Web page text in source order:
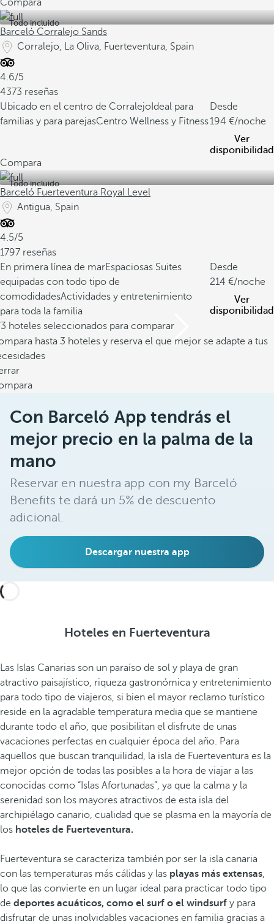
Compara
Todo incluido
Barceló Corralejo Sands
Corralejo, La Oliva, Fuerteventura, Spain
4.6/5
4373 reseñas
Ubicado en el centro de Corralejo Ideal para
familias y para parejasCentro Wellness y Fitness
Desde
194
/noche
Ver
disponibilidad
Compara
Todo incluido
Barceló Fuerteventura Royal Level
Antigua, Spain
4.5/5
1797 reseñas
En primera línea de marEspaciosas Suites
equipadas con todo tipo de
comodidadesActividades y entretenimiento
para toda la familia
Desde
214
/noche
Ver
disponibilidad
hoteles seleccionados para comparar
hasta 3 hoteles y reserva el que mejor se adapte a tus
Con Barceló App tendrás el
mejor precio en la palma de la
mano
Reservar en nuestra app con my Barceló
Benefits te dará un 5% de descuento
adicional.
Descargar nuestra app
Hoteles en Fuerteventura
Las Islas Canarias son un paraíso de sol y playa de gran
atractivo paisajístico, riqueza gastronómica y entretenimiento
para todo tipo de viajeros, si bien el mayor reclamo turístico
reside en la agradable temperatura media que se mantiene
durante todo el año, que posibilitan el disfrute de unas
vacaciones perfectas en cualquier época del año. Para
aquellos que buscan tranquilidad, la isla de Fuerteventura es la
mejor opción de todas las posibles a la hora de viajar a las
conocidas como “Islas Afortunadas”, ya que la calma y la
serenidad son los mayores atractivos de esta isla del
archipiélago canario, cualidad que se plasma en la mayoría de
los hoteles de Fuerteventura.
Fuerteventura se caracteriza también por ser la isla canaria
con las temperaturas más cálidas y las playas más extensas,
lo que las convierte en un lugar ideal para practicar todo tipo
de deportes acuáticos, como el surf o el windsurf y para
disfrutar de unas inolvidables vacaciones en familia gracias a